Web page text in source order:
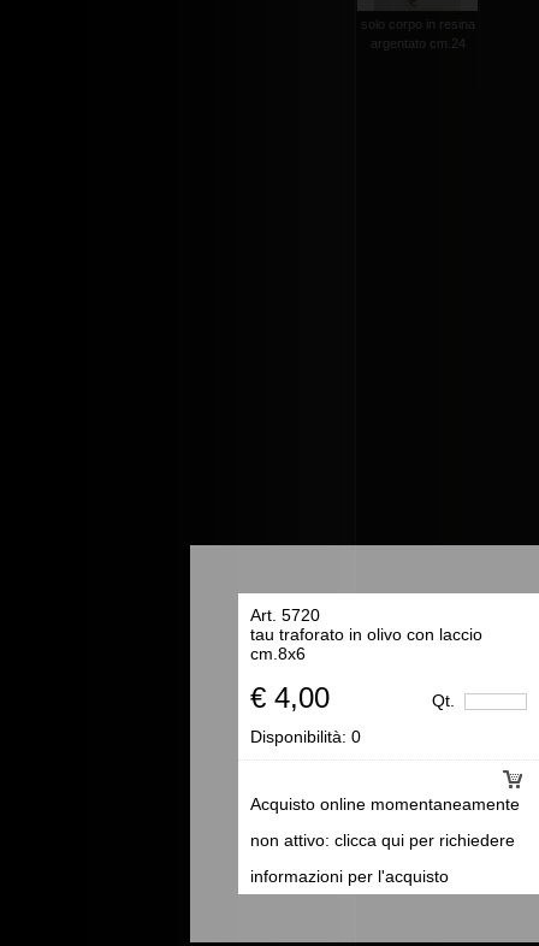
Art. 5720
tau traforato in olivo con laccio
cm.8x6
€ 4,00 Qt.
Acquisto online momentaneamente
non attivo: clicca qui per richiedere
informazioni per l'acquisto
Disponibilità: 0
solo corpo in resina
argentato cm.24